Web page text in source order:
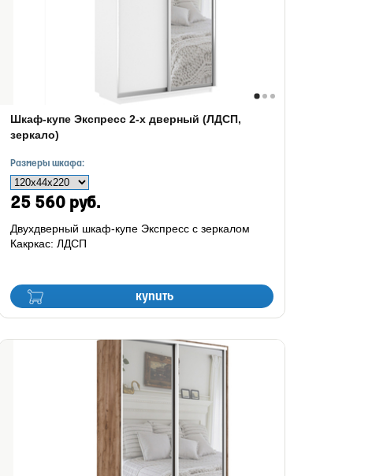
Шкаф-купе Экспресс 2-х дверный (ЛДСП,
зеркало)
Размеры шкафа:
25 560 руб.
купить
Двухдверный шкаф-купе Экспресс с зеркалом
Какркас: ЛДСП